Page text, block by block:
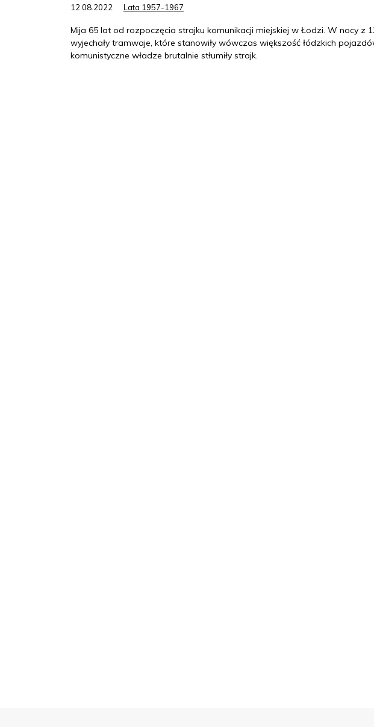
12.08.2022 Lata 1957-1967
Mija 65 lat od rozpoczęcia strajku komunikacji miejskiej w Łodzi. W nocy z
wyjechały tramwaje, które stanowiły wówczas większość łódzkich
komunistyczne władze brutalnie stłumiły strajk.